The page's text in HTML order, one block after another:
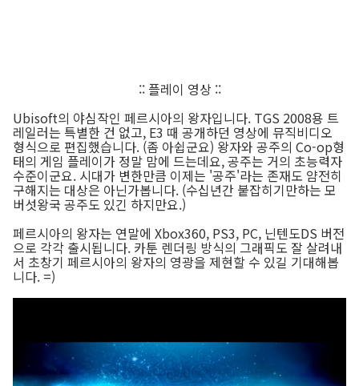
:: 플레이 영상 ::
Ubisoft의 야심작인 페르시아의 왕자입니다. TGS 2008용 트
레일러는 특별한 건 없고, E3 때 공개하던 영상에 뮤직비디오
형식으로 편집했습니다. (좀 아쉽군요) 왕자와 공주의 Co-op형
태의 게임 플레이가 정말 맘에 드는데요, 공주는 거의 초능력자
수준이군요. 시대가 변한만큼 이제는 '공주'라는 존재도 얌전히
구해지는 대상은 아닌가봅니다. (수십년간 붙잡히기만하는 모
버섯왕국 공주도 있긴 하지만요.)
페르시아의 왕자는 연말에 Xbox360, PS3, PC, 닌텐도DS 버전
으로 각각 출시됩니다. 카툰 렌더링 방식의 그래픽도 잘 살려내
서 초창기 페르시아의 왕자의 영광을 제현할 수 있길 기대해봅
니다. =)